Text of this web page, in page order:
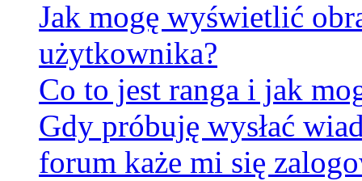
Jak mogę wyświetlić
użytkownika?
Co to jest ranga i jak
Gdy próbuję wysłać
forum każe mi się